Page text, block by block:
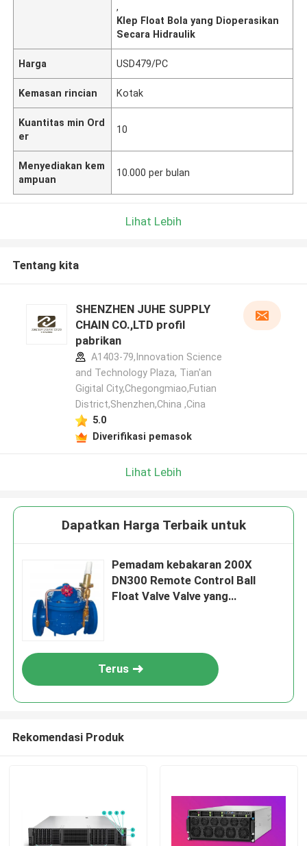
,
Klep Float Bola yang Dioperasikan
Secara Hidraulik
Harga USD479/PC
Kemasan rincian Kotak
Kuantitas min Ord
er
10
Menyediakan kem
ampuan
10.000 per bulan
Lihat Lebih
Tentang kita
SHENZHEN JUHE SUPPLY
CHAIN CO.,LTD profil
pabrikan
A1403-79,Innovation Science
and Technology Plaza, Tian'an
Gigital City,Chegongmiao,Futian
District,Shenzhen,China ,Cina
5.0
Diverifikasi pemasok
Lihat Lebih
Dapatkan Harga Terbaik untuk
Pemadam kebakaran 200X
DN300 Remote Control Ball
Float Valve Valve yang
Terus
Rekomendasi Produk